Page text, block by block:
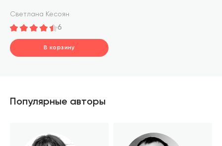
Светлана Кесоян
6
В корзину
Популярные авторы